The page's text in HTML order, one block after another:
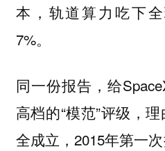
本，轨道算力吃下
7%。
同一份报告，给
高档的“模范”评级，
全成立，2015年第一